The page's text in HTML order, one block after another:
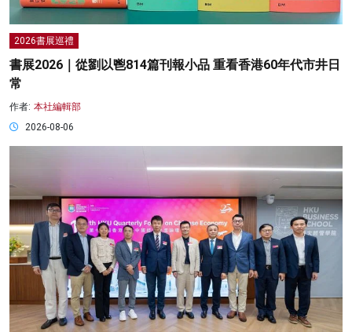
2026書展巡禮
書展2026｜從劉以鬯814篇刊報小品 重看香港60年代市井日
常
作者: 本社編輯部
2026-08-06